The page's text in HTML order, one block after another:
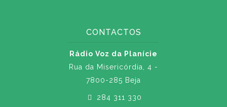
CONTACTOS
Rádio Voz da Planície
Rua da Misericórdia, 4 -
7800-285 Beja
284 311 330